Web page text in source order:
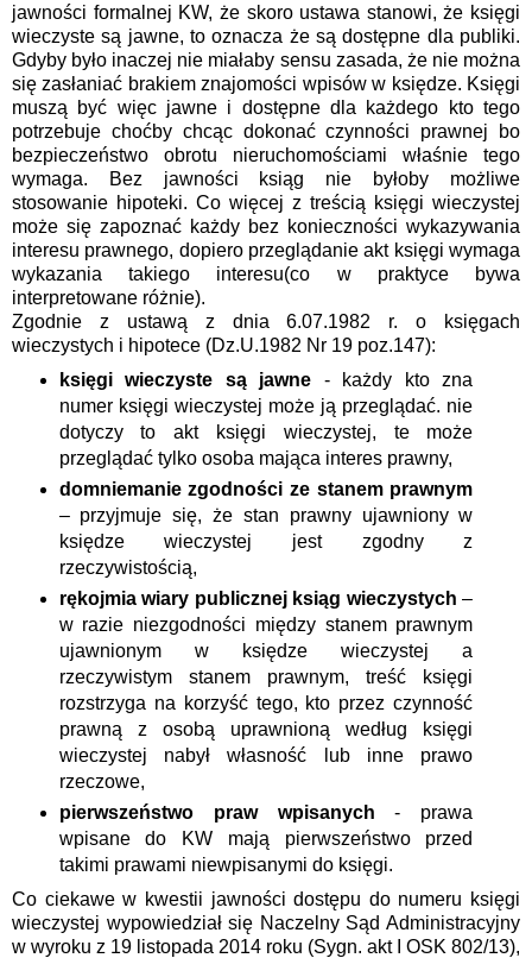
jawności formalnej KW, że skoro ustawa stanowi, że księgi
wieczyste są jawne, to oznacza że są dostępne dla publiki.
Gdyby było inaczej nie miałaby sensu zasada, że nie można
się zasłaniać brakiem znajomości wpisów w księdze. Księgi
muszą być więc jawne i dostępne dla każdego kto tego
potrzebuje choćby chcąc dokonać czynności prawnej bo
bezpieczeństwo obrotu nieruchomościami właśnie tego
wymaga. Bez jawności ksiąg nie byłoby możliwe
stosowanie hipoteki. Co więcej z treścią księgi wieczystej
może się zapoznać każdy bez konieczności wykazywania
interesu prawnego, dopiero przeglądanie akt księgi wymaga
wykazania takiego interesu(co w praktyce bywa
interpretowane różnie).
Zgodnie z ustawą z dnia 6.07.1982 r. o księgach
wieczystych i hipotece (Dz.U.1982 Nr 19 poz.147):
księgi wieczyste są jawne - każdy kto zna
numer księgi wieczystej może ją przeglądać. nie
dotyczy to akt księgi wieczystej, te może
przeglądać tylko osoba mająca interes prawny,
domniemanie zgodności ze stanem prawnym
– przyjmuje się, że stan prawny ujawniony w
księdze wieczystej jest zgodny z
rzeczywistością,
rękojmia wiary publicznej ksiąg wieczystych –
w razie niezgodności między stanem prawnym
ujawnionym w księdze wieczystej a
rzeczywistym stanem prawnym, treść księgi
rozstrzyga na korzyść tego, kto przez czynność
prawną z osobą uprawnioną według księgi
wieczystej nabył własność lub inne prawo
rzeczowe,
pierwszeństwo praw wpisanych - prawa
wpisane do KW mają pierwszeństwo przed
takimi prawami niewpisanymi do księgi.
Co ciekawe w kwestii jawności dostępu do numeru księgi
wieczystej wypowiedział się Naczelny Sąd Administracyjny
w wyroku z 19 listopada 2014 roku (Sygn. akt I OSK 802/13),